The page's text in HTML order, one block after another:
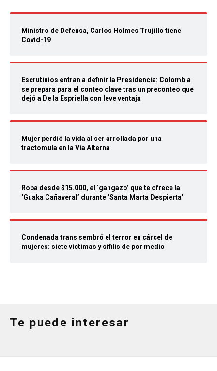
Ministro de Defensa, Carlos Holmes Trujillo tiene
Covid-19
Escrutinios entran a definir la Presidencia: Colombia
se prepara para el conteo clave tras un preconteo que
dejó a De la Espriella con leve ventaja
Mujer perdió la vida al ser arrollada por una
tractomula en la Vía Alterna
Ropa desde $15.000, el ‘gangazo’ que te ofrece la
‘Guaka Cañaveral’ durante ‘Santa Marta Despierta’
Condenada trans sembró el terror en cárcel de
mujeres: siete víctimas y sífilis de por medio
Te puede interesar